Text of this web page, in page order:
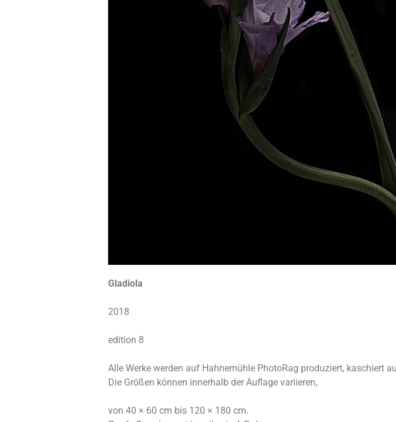
Gladiola
2018
edition 8
Alle Werke werden auf Hahnemühle PhotoRag produziert, kaschiert
Die Größen können innerhalb der Auflage variieren,
von 40 × 60 cm bis 120 × 180 cm.